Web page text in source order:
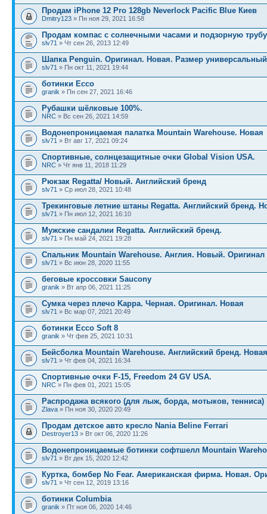
Продам iPhone 12 Pro 128gb Neverlock Pacific Blue Киев
Dmitry123 » Пн ноя 29, 2021 16:58
Продам компас с солнечными часами и подзорную
slv71 » Чт сен 26, 2013 12:49
Шапка Penguin. Оригинал. Новая. Размер универсальный
slv71 » Пн окт 11, 2021 19:44
ботинки Ecco
granik » Пн сен 27, 2021 16:46
Рубашки шёлковые 100%.
NRC » Вс сен 26, 2021 14:59
Водонепроницаемая палатка Mountain Warehouse. Новая
slv71 » Вт авг 17, 2021 09:24
Спортивные, солнцезащитные очки Global Vision USA.
NRC » Чт янв 11, 2018 11:29
Рюкзак Regatta/ Новый. Английский бренд
slv71 » Ср июл 28, 2021 10:48
Трекинговые летние штаны Regatta. Английский бренд.
slv71 » Пн июл 12, 2021 16:10
Мужские сандалии Regatta. Английский бренд.
slv71 » Пн май 24, 2021 19:28
Спальник Mountain Warehouse. Англия. Новый. Оригинал
slv71 » Вс июн 28, 2020 11:55
беговые кроссовки Saucony
granik » Вт апр 06, 2021 11:25
Сумка через плечо Kappa. Черная. Оригинал. Новая
slv71 » Вс мар 07, 2021 20:49
ботинки Ecco Soft 8
granik » Чт фев 25, 2021 10:31
Бейсболка Mountain Warehouse. Английский бренд.
slv71 » Чт фев 04, 2021 16:34
Cпортивные очки F-15, Freedom 24 GV USA.
NRC » Пн фев 01, 2021 15:05
Распродажа всякого (для лыж, борда, мотыков, тенниса)
Zlava » Пн ноя 30, 2020 20:49
Продам детское авто кресло Nania Beline Ferrari
Destroyer13 » Вт окт 06, 2020 11:26
Водонепроницаемые ботинки софтшелл Mountain
slv71 » Вт дек 15, 2020 12:42
Куртка, бомбер No Fear. Американская фирма. Новая.
slv71 » Чт сен 12, 2019 13:16
ботинки Columbia
granik » Пт ноя 06, 2020 14:46